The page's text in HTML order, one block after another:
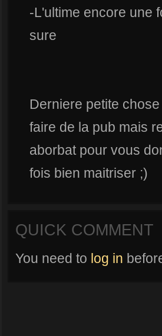
-L'ultime encore une
sure
Derniere petite
faire de la pub mais
aborbat pour vous
fois bien maitriser ;)
QUICK COMMENT
You need to log in